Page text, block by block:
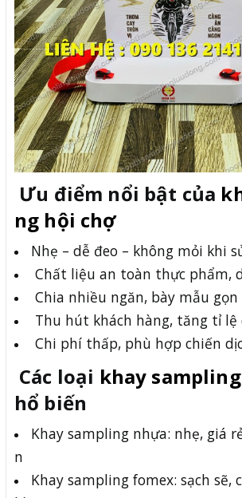
Ưu điểm nổi bật của
ng hội chợ
Nhẹ – dễ đeo – không mỏi khi
Chất liệu an toàn thực phẩm,
Chia nhiều ngăn, bày mẫu gọn
Thu hút khách hàng, tăng tỉ
Chi phí thấp, phù hợp chiến
Các loại khay
hổ biến
Khay sampling nhựa: nhẹ, giá
n
Khay sampling fomex: sạch sẽ,